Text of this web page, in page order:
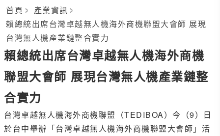
首頁
產業資訊
賴總統出席台灣卓越無人機海外商機聯盟大會師 展現
台灣無人機產業鏈整合實力
賴總統出席台灣卓越無人機海外商機
聯盟大會師 展現台灣無人機產業鏈整
合實力
台灣卓越無人機海外商機聯盟（TEDIBOA）今（9）日
於台中舉辦「台灣卓越無人機海外商機聯盟大會師」活